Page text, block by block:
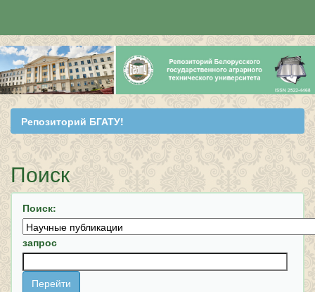
Skip
navigation
Репозиторий БГАТУ!
Поиск
Поиск:
запрос